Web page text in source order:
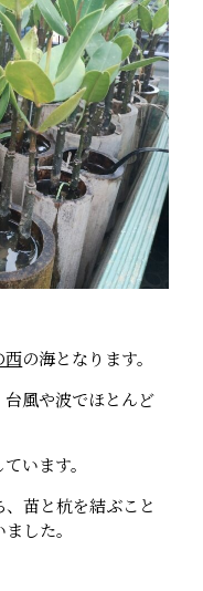
西の海となります。
風や波でほとんど
います。
苗と杭を結ぶこと
した。